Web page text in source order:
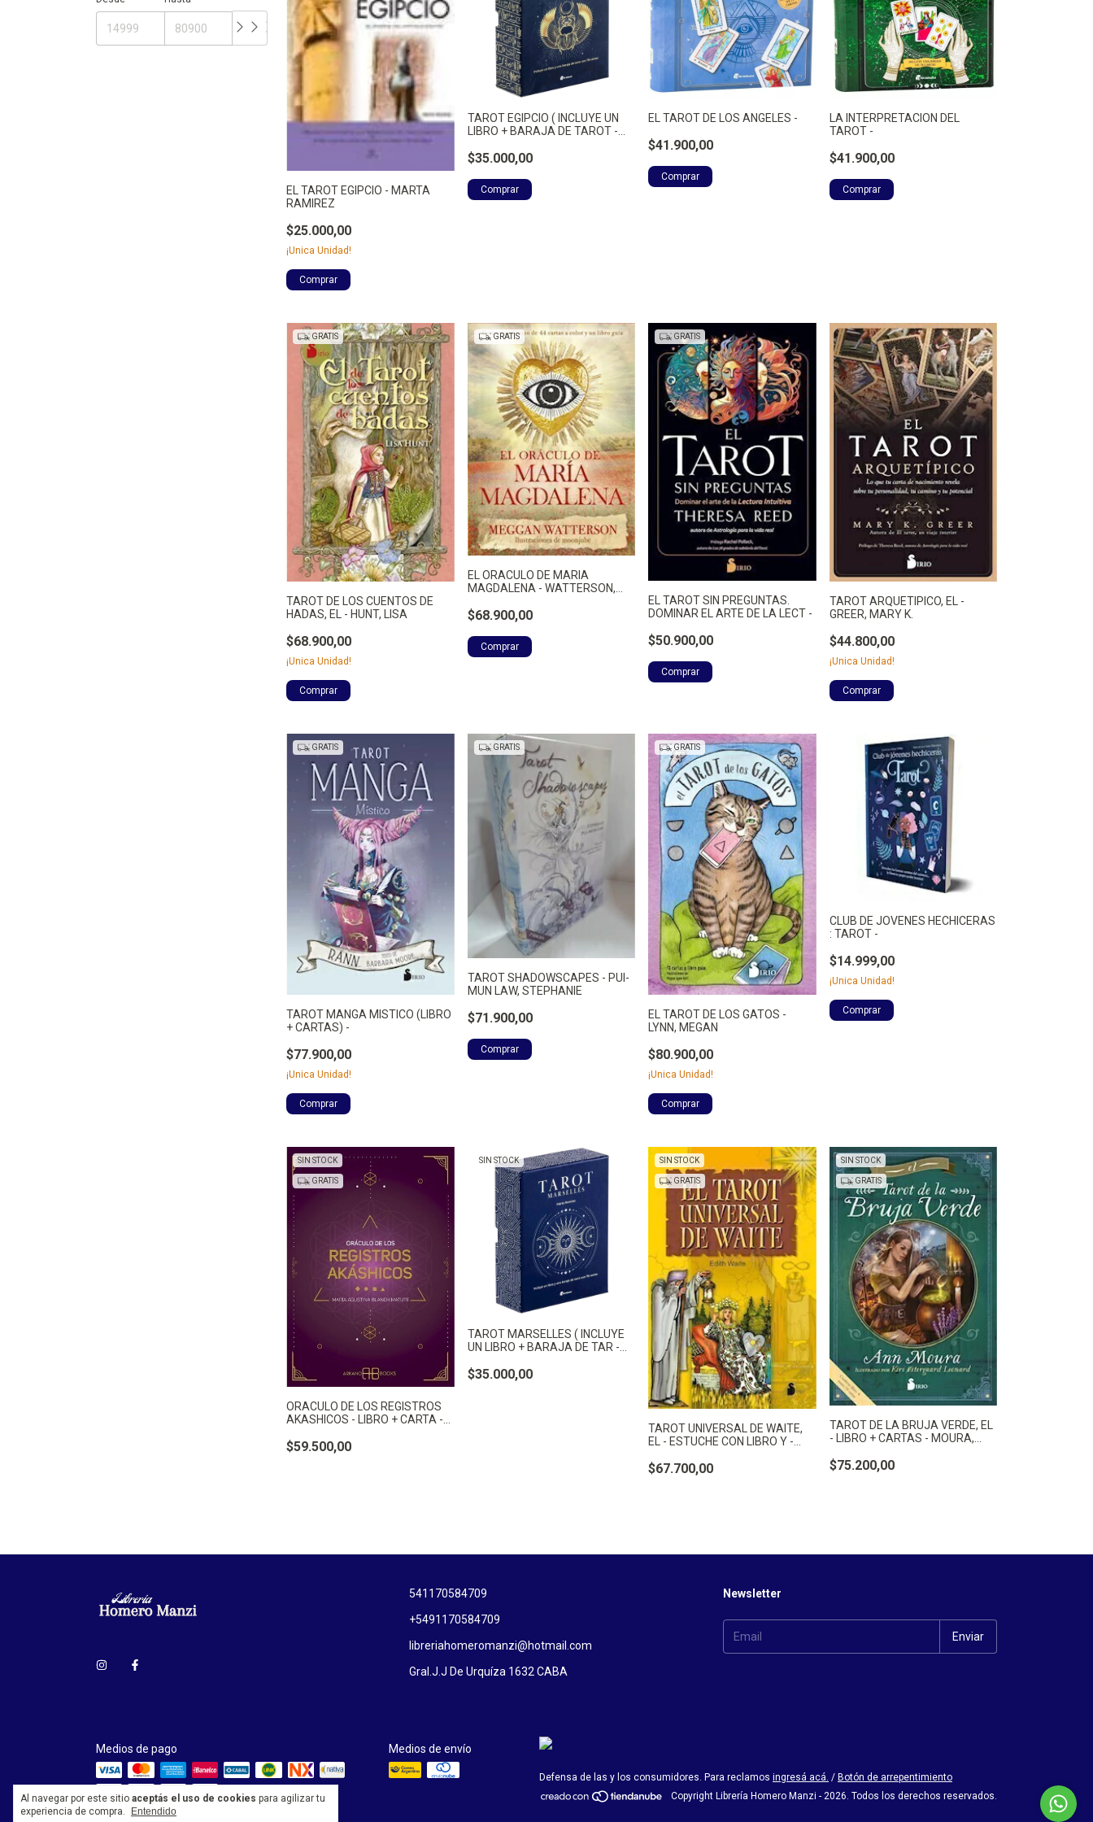
Al navegar por este sitio aceptás el uso de cookies para agilizar tu
experiencia de compra.
Entendido
EL TAROT EGIPCIO - MARTA
RAMIREZ
$25.000,00
¡Unica Unidad!
TAROT EGIPCIO ( INCLUYE UN
LIBRO + BARAJA DE TAROT -
$35.000,00
EL TAROT DE LOS ANGELES -
$41.900,00
LA INTERPRETACION DEL
TAROT -
$41.900,00
GRATIS
TAROT DE LOS CUENTOS DE
HADAS, EL - HUNT, LISA
$68.900,00
¡Unica Unidad!
GRATIS
EL ORACULO DE MARIA
MAGDALENA - WATTERSON,
$68.900,00
GRATIS
EL TAROT SIN PREGUNTAS.
DOMINAR EL ARTE DE LA LECT -
$50.900,00
TAROT ARQUETIPICO, EL -
GREER, MARY K.
$44.800,00
¡Unica Unidad!
GRATIS
TAROT MANGA MISTICO (LIBRO
+ CARTAS) -
$77.900,00
¡Unica Unidad!
GRATIS
TAROT SHADOWSCAPES - PUI-
MUN LAW, STEPHANIE
$71.900,00
GRATIS
EL TAROT DE LOS GATOS -
LYNN, MEGAN
$80.900,00
¡Unica Unidad!
CLUB DE JOVENES HECHICERAS
: TAROT -
$14.999,00
¡Unica Unidad!
SIN STOCK
GRATIS
ORACULO DE LOS REGISTROS
AKASHICOS - LIBRO + CARTA -
AGUSTINA
$59.500,00
SIN STOCK
TAROT MARSELLES ( INCLUYE
UN LIBRO + BARAJA DE TAR -
$35.000,00
SIN STOCK
GRATIS
TAROT UNIVERSAL DE WAITE,
EL - ESTUCHE CON LIBRO Y -
$67.700,00
SIN STOCK
GRATIS
TAROT DE LA BRUJA VERDE, EL
- LIBRO + CARTAS - MOURA,
$75.200,00
541170584709
+5491170584709
libreriahomeromanzi@hotmail.com
Gral.J.J De Urquíza 1632 CABA
Newsletter
Medios de pago Medios de envío
Defensa de las y los consumidores. Para reclamos ingresá acá. / Botón de arrepentimiento
Copyright Librería Homero Manzi - 2026. Todos los derechos reservados.